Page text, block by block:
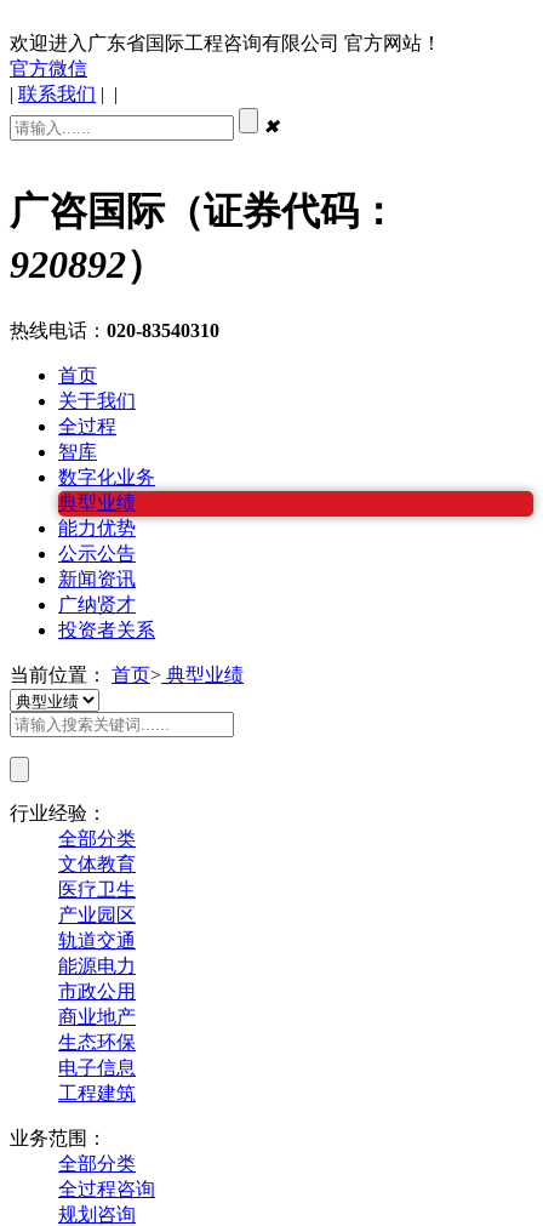
欢迎进入广东省国际工程咨询有限公司 官方网站！
官方微信
| 联系我们 | |
✖
广咨国际（证券代码：
920892）
热线电话： 020-83540310
首页
关于我们
全过程
智库
数字化业务
典型业绩
能力优势
公示公告
新闻资讯
广纳贤才
投资者关系
当前位置： 首页> 典型业绩
行业经验：
全部分类
文体教育
医疗卫生
产业园区
轨道交通
能源电力
市政公用
商业地产
生态环保
电子信息
工程建筑
业务范围：
全部分类
全过程咨询
规划咨询